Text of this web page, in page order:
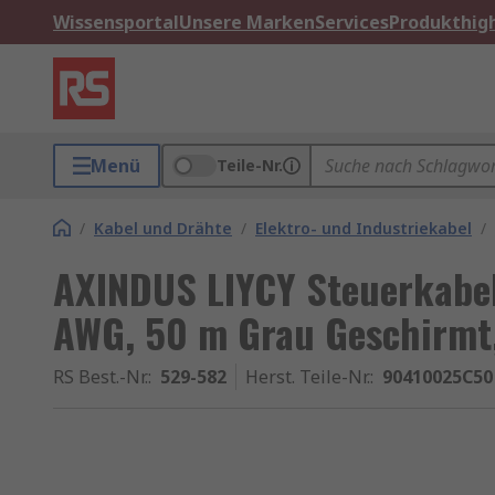
WissensportalUnsere MarkenServices
Menü Teile-Nr.
/ Kabel und Drähte / Elektro- und Industriekabel /
AXINDUS LIYCY
AWG, 50 m Grau
RS Best.-Nr.: 529-582 Herst. Teile-Nr.: 90410025C50